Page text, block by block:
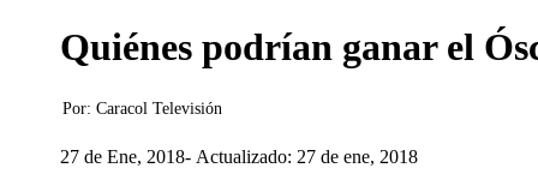
Quiénes podrían ganar el
Por: Caracol Televisión
27 de Ene, 2018 Actualizado: 27 de ene, 2018